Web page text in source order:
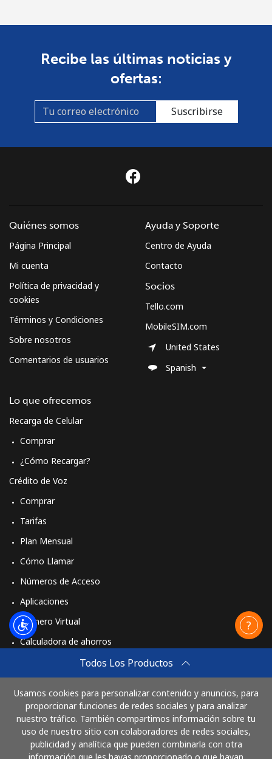
Recibe las últimas noticias y
ofertas:
Suscribirse
Todos Los Productos
Usamos cookies para personalizar contenido y anuncios, para
proporcionar funciones de redes sociales y para analizar
nuestro tráfico. También compartimos información sobre tu
uso de nuestro sitio con colaboradores de redes sociales,
publicidad y analítica que pueden combinarla con otra
Quiénes somos
Página Principal
Mi cuenta
Política de privacidad y
cookies
Términos y Condiciones
Sobre nosotros
Comentarios de usuarios
Lo que ofrecemos
Recarga de Celular
Comprar
¿Cómo Recargar?
Crédito de Voz
Comprar
Tarifas
Plan Mensual
Cómo Llamar
Números de Acceso
Aplicaciones
Número Virtual
Calculadora de ahorros
Comprar
Cómo funciona
Ayuda y Soporte
Centro de Ayuda
Contacto
Socios
Tello.com
MobileSIM.com
United States
Spanish
Paga con